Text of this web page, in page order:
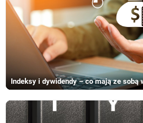
Indeksy i dywidendy – co mają ze sobą